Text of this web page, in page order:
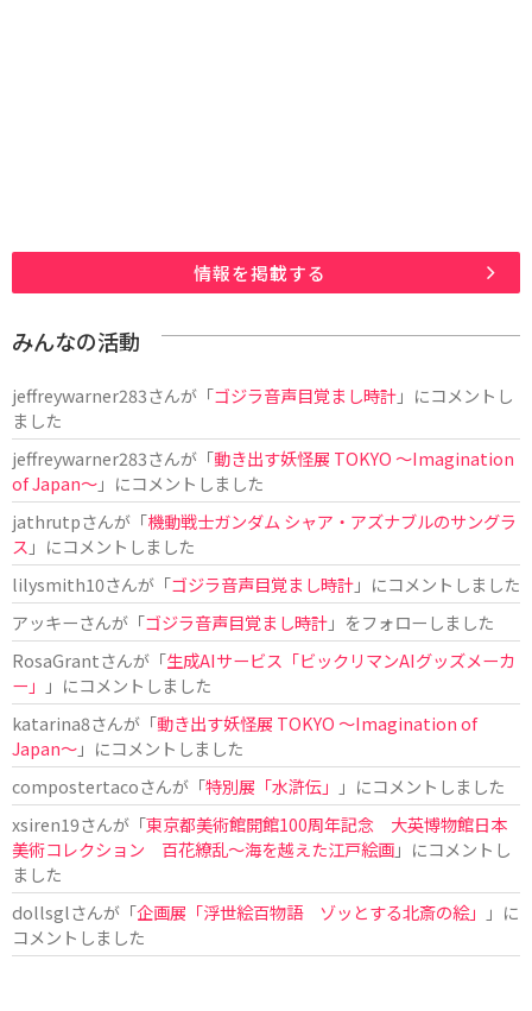
情報を掲載する
みんなの活動
jeffreywarner283さんが「ゴジラ音声目覚まし時計」にコメントし
ました
jeffreywarner283さんが「動き出す妖怪展 TOKYO 〜Imagination
of Japan〜」にコメントしました
jathrutpさんが「機動戦士ガンダム シャア・アズナブルのサングラ
ス 」にコメントしました
lilysmith10さんが「ゴジラ音声目覚まし時計」にコメントしました
アッキーさんが「ゴジラ音声目覚まし時計」をフォローしました
RosaGrantさんが「生成AIサービス「ビックリマンAIグッズメーカ
ー」
」にコメントしました
katarina8さんが「動き出す妖怪展 TOKYO 〜Imagination of
Japan〜」にコメントしました
compostertacoさんが「特別展「水滸伝」
」にコメントしました
xsiren19さんが「東京都美術館開館100周年記念 大英博物館日本
美術コレクション 百花繚乱～海を越えた江戸絵画」にコメントし
ました
dollsglさんが「企画展「浮世絵百物語 ゾッとする北斎の絵」
」に
コメントしました